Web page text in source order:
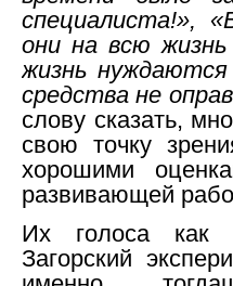
специалиста!»,
они на всю
жизнь
средства не
слову сказать,
свою точку
хорошими
развивающей
Их голоса как
Загорский